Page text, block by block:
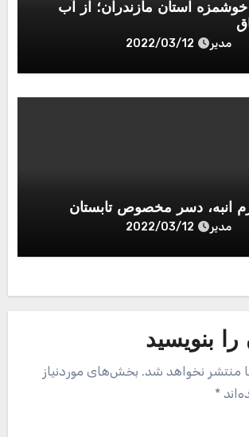
استان مازندران؛ از آب
مدیر 2022/03/12
انبه، دسر مخصوص تابستان
مدیر 2022/03/12
را بنویسید
منتشر نخواهد شد. بخش‌های موردنیاز
*